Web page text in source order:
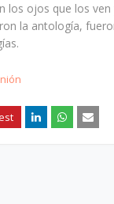
los ojos que los
la antología,